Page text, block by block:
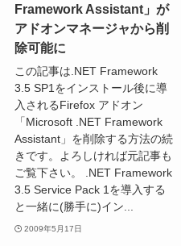
Framework Assistant」が
アドオンマネージャから削
除可能に
この記事は.NET Framework
3.5 SP1をインストール後に導
入されるFirefox アドオン
「Microsoft .NET Framework
Assistant」を削除する方法の続
きです。よろしければ元記事も
ご覧下さい。 .NET Framework
3.5 Service Pack 1を導入する
と一緒に(勝手に)イン...
2009年5月17日